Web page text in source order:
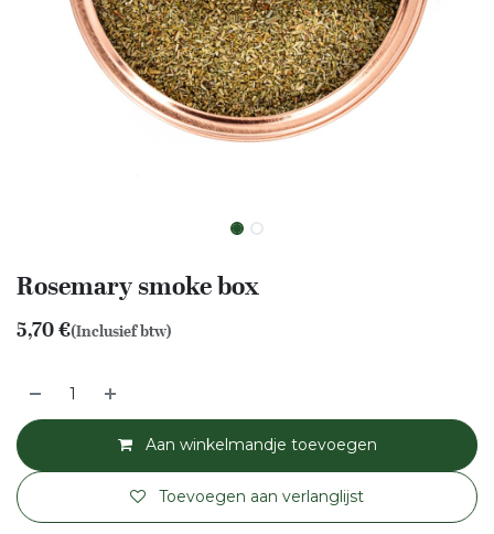
Rosemary smoke box
5,70€(Inclusief btw)
Aan winkelmandje toevoegen
Toevoegen aan verlanglijst